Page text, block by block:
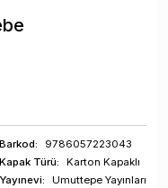
Barkod:
9786057223043
Kapak Türü:
Karton Kapaklı
Yayınevi:
Umuttepe Yayınları